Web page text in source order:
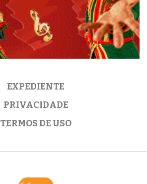
EXPEDIENTE
PRIVACIDADE
TERMOS DE USO